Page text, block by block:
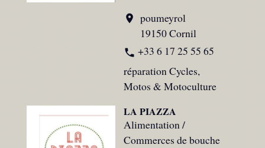
location_on poumeyrol
19150 Cornil
phone +33 6 17 25 55 65
réparation Cycles,
Motos & Motoculture
LA PIAZZA
Alimentation /
Commerces de bouche